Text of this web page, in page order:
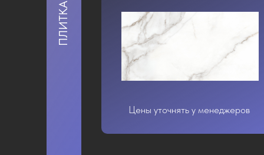
ПЛИТКА
Цены уточнять у менеджеров